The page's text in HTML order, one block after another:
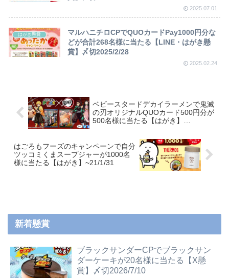
2025.07.01
はがき懸賞
マルハニチロCPでQUOカードPay1000円分な
どが合計268名様に当たる【LINE・はがき懸
賞】〆切2025/2/28
2025.02.24
ベビースタードデカイラーメンで鬼滅
の刃オリジナルQUOカード500円分が
500名様に当たる【はがき】
はごろもフーズのキャンペーンで自分
ツッコミくまスープジャーが1000名
様に当たる【はがき】~21/1/31
新着懸賞
ブラックサンダーCPでブラックサン
ダーケーキが20名様に当たる【X懸
賞】〆切2026/7/10